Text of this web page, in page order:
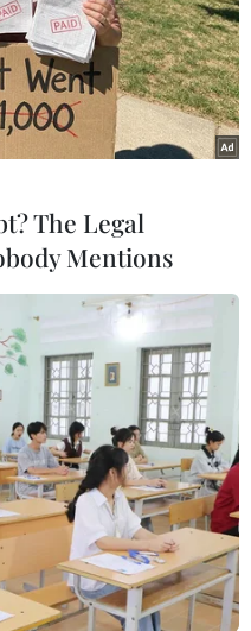
4 người thương
ít nhất 1 người thiệt
thủ đô Copenhagen
The Legal
Mentions